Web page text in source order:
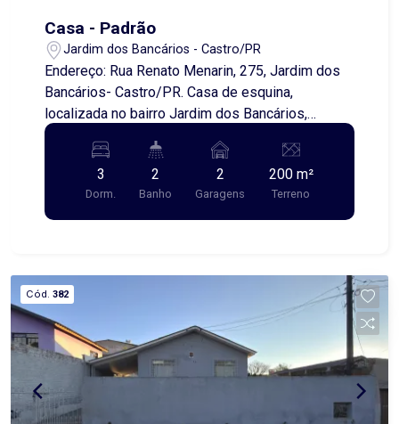
Casa - Padrão
Jardim dos Bancários - Castro/PR
Endereço: Rua Renato Menarin, 275, Jardim dos
Bancários- Castro/PR. Casa de esquina,
localizada no bairro Jardim dos Bancários,
contendo em seu interior: uma sala de visitas,
copa, cozinha, três quartos, garagem coberta.
Agende uma visita conosco e venha conferir
essa opção!
3
Dorm.
2
Banho
2
Garagens
200 m²
Terreno
Cód. 382